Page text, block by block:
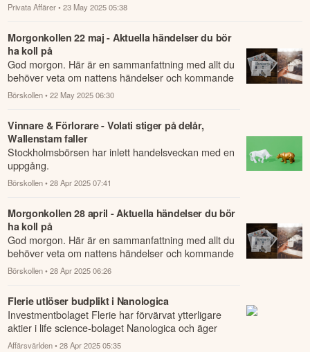
Privata Affärer • 23 May 2025 05:38
Morgonkollen 22 maj - Aktuella händelser du bör
ha koll på
God morgon. Här är en sammanfattning med allt du
behöver veta om nattens händelser och kommande
dagens viktigaste händelser på börsen.
Börskollen • 22 May 2025 06:30
Vinnare & Förlorare - Volati stiger på delår,
Wallenstam faller
Stockholmsbörsen har inlett handelsveckan med en
uppgång.
Börskollen • 28 Apr 2025 07:41
Morgonkollen 28 april - Aktuella händelser du bör
ha koll på
God morgon. Här är en sammanfattning med allt du
behöver veta om nattens händelser och kommande
dagens viktigaste händelser på börsen.
Börskollen • 28 Apr 2025 06:26
Flerie utlöser budplikt i Nanologica
Investmentbolaget Flerie har förvärvat ytterligare
aktier i life science-bolaget Nanologica och äger
efteråt 43,26%.
Affärsvärlden • 28 Apr 2025 05:35